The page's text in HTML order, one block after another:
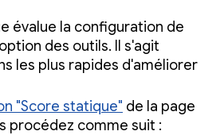
évalue la configuration de
des outils. Il s'agit
les plus rapides d'améliorer
"Score statique" de la page
procédez comme suit :